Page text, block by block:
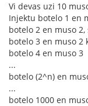
Vi devas uzi 10
Injektu botelo 1 en
botelo 2 en muso 2,
botelo 3 en muso 2
botelo 4 en muso 3
...
botelo (2^n) en
...
botelo 1000 en